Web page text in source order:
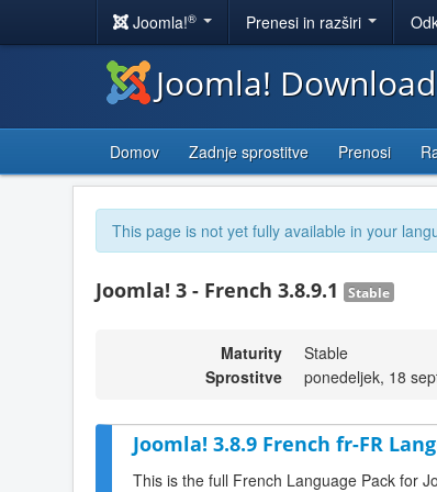
Joomla!® Prenesi in razširi
Joomla!
Domov Zadnje sprostitve Prenosi
This page is not yet fully available in your
Joomla! 3 - French 3.8.9.1 Stable
Maturity
Stable
Sprostitve
ponedeljek, 18
Joomla! 3.8.9 French fr-FR
This is the full French Language Pack for